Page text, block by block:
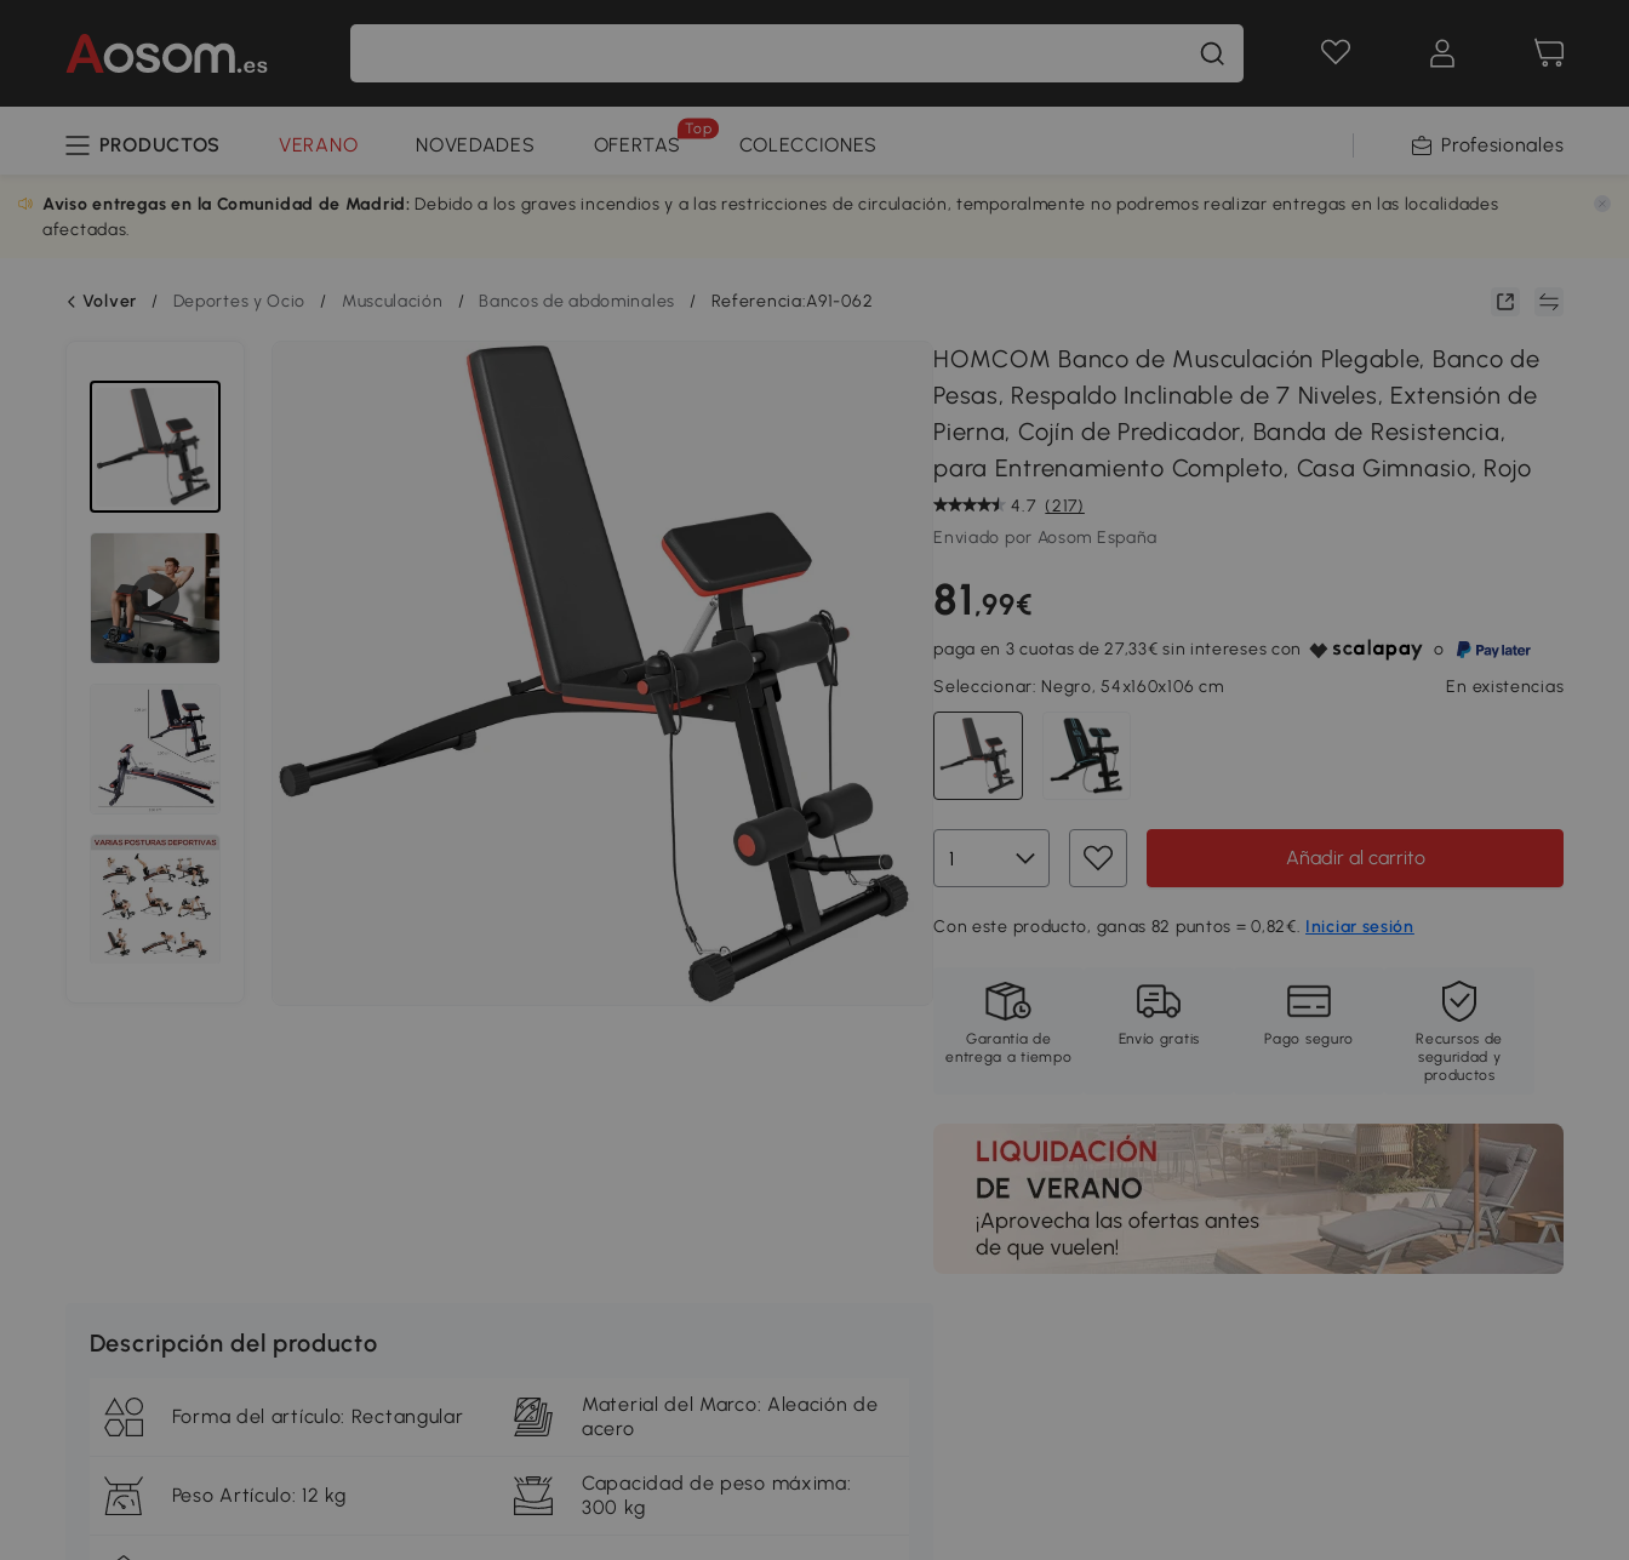
PRODUCTOS VERANO NOVEDADES OFERTAS
Top
COLECCIONES Profesionales
Aviso entregas en la Comunidad de Madrid: Debido a los graves incendios y a las restricciones de circulación, temporalmente no podremos realizar entregas en las localidades
afectadas.
Volver / Deportes y Ocio / Musculación / Bancos de abdominales / Referencia:A91-062
HOMCOM Banco de Musculación Plegable, Banco de
Pesas, Respaldo Inclinable de 7 Niveles, Extensión de
Pierna, Cojín de Predicador, Banda de Resistencia,
para Entrenamiento Completo, Casa Gimnasio, Rojo
4.7 (217)
Enviado por Aosom España
81,99€
paga en 3 cuotas de 27,33€ sin intereses con
o
Seleccionar: Negro, 54x160x106 cm En existencias
Añadir al carrito
Con este producto, ganas 82 puntos = 0,82€. Iniciar sesión
Garantía de
entrega a tiempo
Envío gratis Pago seguro
Recursos de
seguridad y
productos
Descripción del producto
Forma del artículo: Rectangular
Material del Marco: Aleación de
acero
Peso Artículo: 12 kg
Capacidad de peso máxima:
300 kg